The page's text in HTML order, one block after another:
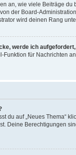
an, wie viele Beiträge
der Board-
wird deinen Rang
werde ich
für Nachrichten
du auf „Neues Thema“
Deine Berechtigungen